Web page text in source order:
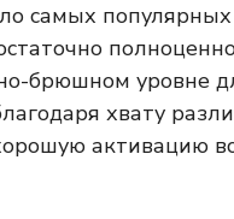
самых
брюшном уровне
хвату
активацию